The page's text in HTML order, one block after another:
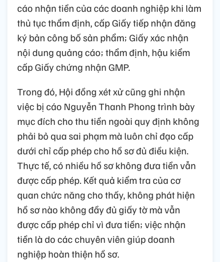
cáo nhận tiền của các doanh nghiệp khi làm
thủ tục thẩm định, cấp Giấy tiếp nhận đăng
ký bản công bố sản phẩm; Giấy xác nhận
nội dung quảng cáo; thẩm định, hậu kiểm
cấp Giấy chứng nhận GMP.
Trong đó, Hội đồng xét xử cũng ghi nhận
việc bị cáo Nguyễn Thanh Phong trình bày
mục đích cho thu tiền ngoài quy định không
phải bỏ qua sai phạm mà luôn chỉ đạo cấp
dưới chỉ cấp phép cho hồ sơ đủ điều kiện.
Thực tế, có nhiều hồ sơ không đưa tiền vẫn
được cấp phép. Kết quả kiểm tra của cơ
quan chức năng cho thấy, không phát hiện
hồ sơ nào không đầy đủ giấy tờ mà vẫn
được cấp phép chỉ vì đưa tiền; việc nhận
tiền là do các chuyên viên giúp doanh
nghiệp hoàn thiện hồ sơ.